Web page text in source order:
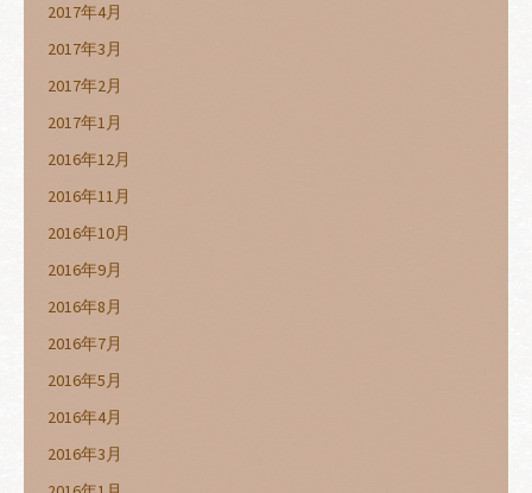
2017年4月
2017年3月
2017年2月
2017年1月
2016年12月
2016年11月
2016年10月
2016年9月
2016年8月
2016年7月
2016年5月
2016年4月
2016年3月